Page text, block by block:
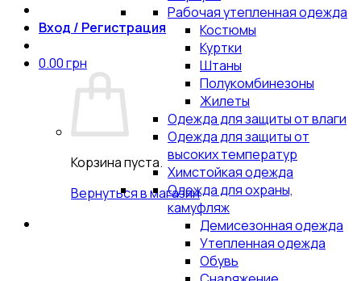
Вход / Регистрация
0.00грн
Корзина пуста.
Вернуться в магазин
Рабочая утепленная одежда
Костюмы
Куртки
Штаны
Полукомбинезоны
Жилеты
Одежда для защиты от влаги
Одежда для защиты от
высоких температур
Химстойкая одежда
Одежда для охраны,
камуфляж
Демисезонная одежда
Утепленная одежда
Обувь